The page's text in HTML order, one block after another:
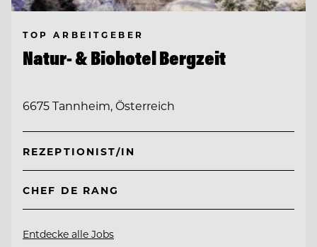
TOP ARBEITGEBER
Natur- & Biohotel Bergzeit
6675 Tannheim, Österreich
REZEPTIONIST/IN
CHEF DE RANG
Entdecke alle Jobs